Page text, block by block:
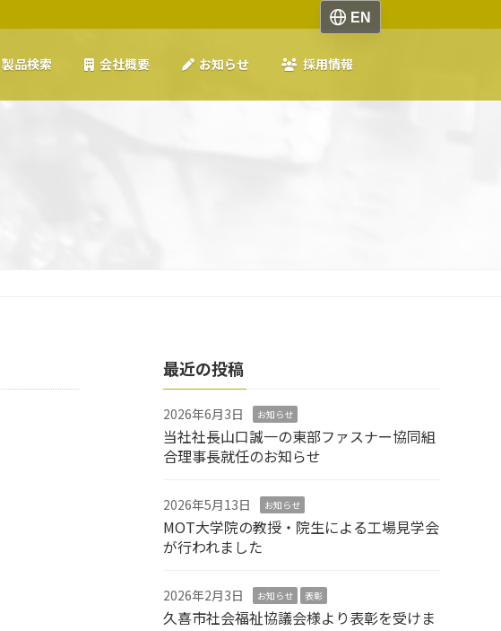
製品検索 会社概要 お知らせ 採用情報
最近の投稿
2026年6月3日 お知らせ
当社社長山口誠一の東部ファスナー協同組
合理事長就任のお知らせ
2026年5月13日 お知らせ
MOT大学院の教授・院生による工場見学会
が行われました
2026年2月3日 お知らせ 表彰
久喜市社会福祉協議会様より表彰を受けま